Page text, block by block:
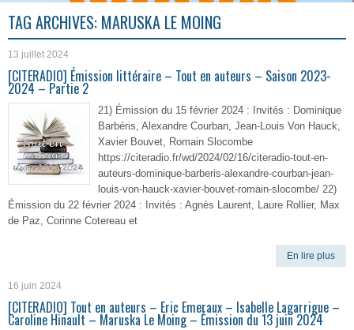
TAG ARCHIVES: MARUSKA LE MOING
13 juillet 2024
[CITERADIO] Émission littéraire – Tout en auteurs – Saison 2023-
2024 – Partie 2
21) Émission du 15 février 2024 : Invités : Dominique
Barbéris, Alexandre Courban, Jean-Louis Von Hauck,
Xavier Bouvet, Romain Slocombe
https://citeradio.fr/wd/2024/02/16/citeradio-tout-en-
auteurs-dominique-barberis-alexandre-courban-jean-
louis-von-hauck-xavier-bouvet-romain-slocombe/ 22)
Émission du 22 février 2024 : Invités : Agnès Laurent, Laure Rollier, Max
de Paz, Corinne Cotereau et
En lire plus
16 juin 2024
[CITERADIO] Tout en auteurs – Eric Emeraux – Isabelle Lagarrigue –
Caroline Hinault – Maruska Le Moing – Émission du 13 juin 2024